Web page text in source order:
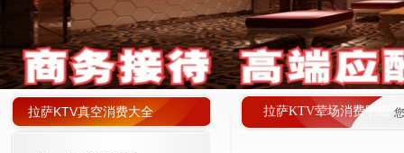
拉萨KTV荤场消费明细
拉萨KTV真空消费大全